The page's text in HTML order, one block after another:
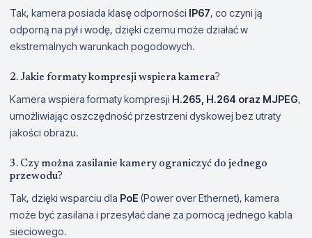
Tak, kamera posiada klasę odporności IP67, co czyni ją
odporną na pył i wodę, dzięki czemu może działać w
ekstremalnych warunkach pogodowych.
2. Jakie formaty kompresji wspiera kamera?
Kamera wspiera formaty kompresji H.265, H.264 oraz MJPEG,
umożliwiając oszczędność przestrzeni dyskowej bez utraty
jakości obrazu.
3. Czy można zasilanie kamery ograniczyć do jednego
przewodu?
Tak, dzięki wsparciu dla PoE (Power over Ethernet), kamera
może być zasilana i przesyłać dane za pomocą jednego kabla
sieciowego.